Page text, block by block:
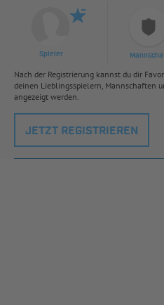
Spieler
Nach der Registrierung kannst du dir
deinen Lieblingsspielern, Mannschaften
angezeigt werden.
JETZT REGISTRIEREN